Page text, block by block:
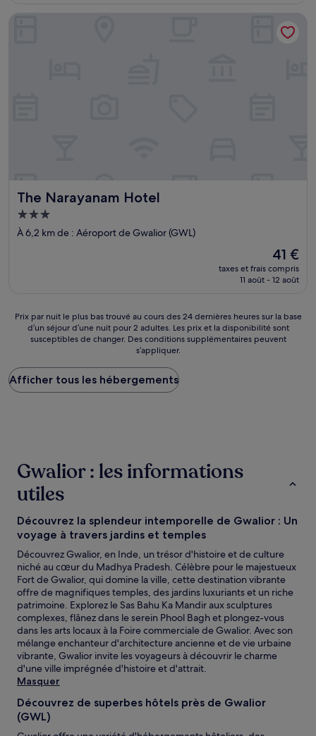
28 €
The Narayanam Hotel
The Narayanam Hotel
Hébergement
3.0 étoiles
À 6,2 km de : Aéroport de Gwalior (GWL)
Le
nouveau
prix
41 €
41 €
taxes et frais compris
11 août - 12 août
The Narayanam Hotel
Prix
plus
bas
trouvé
sur
base
séjour
d’une
pour
2 adultes.
Les
prix
disponibilité
sont
susceptibles
de
changer.
Des
conditions
supplémentaires
Prix par nuit le plus bas trouvé au cours des 24 dernières heures sur la base
d’un séjour d’une nuit pour 2 adultes. Les prix et la disponibilité sont
susceptibles de changer. Des conditions supplémentaires peuvent
s’appliquer.
Afficher tous les hébergements
Gwalior : les informations
utiles
Découvrez la splendeur intemporelle de Gwalior : Un
voyage à travers jardins et temples
Découvrez Gwalior, en Inde, un trésor d'histoire et de culture
niché au cœur du Madhya Pradesh. Célèbre pour le majestueux
Fort de Gwalior, qui domine la ville, cette destination vibrante
offre de magnifiques temples, des jardins luxuriants et un riche
patrimoine. Explorez le Sas Bahu Ka Mandir aux sculptures
complexes, flânez dans le serein Phool Bagh et plongez-vous
dans les arts locaux à la Foire commerciale de Gwalior. Avec son
mélange enchanteur d'architecture ancienne et de vie urbaine
vibrante, Gwalior invite les voyageurs à découvrir le charme
d'une ville imprégnée d'histoire et d'attrait.
Masquer
Découvrez de superbes hôtels près de Gwalior
(GWL)